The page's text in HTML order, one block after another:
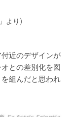
より)
近のデザインが
との差別化を図
組んだと思われ